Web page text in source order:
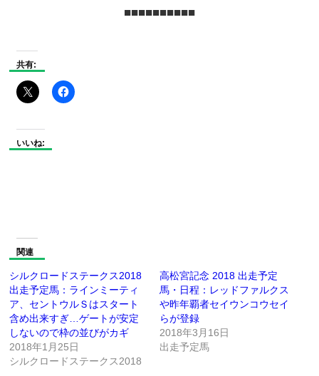
■■■■■■■■■■
共有:
いいね:
関連
シルクロードステークス2018
出走予定馬：ラインミーティ
ア、セントウルＳはスタート
含め出来すぎ…ゲートが安定
しないので枠の並びがカギ
2018年1月25日
シルクロードステークス2018
高松宮記念 2018 出走予定
馬・日程：レッドファルクス
や昨年覇者セイウンコウセイ
らが登録
2018年3月16日
出走予定馬